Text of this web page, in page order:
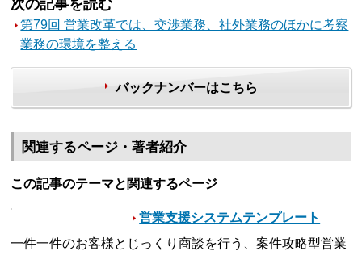
次の記事を読む
第79回 営業改革では、交渉業務、社外業務のほかに考察
業務の環境を整える
バックナンバーはこちら
関連するページ・著者紹介
この記事のテーマと関連するページ
営業支援システムテンプレート
一件一件のお客様とじっくり商談を行う、案件攻略型営業